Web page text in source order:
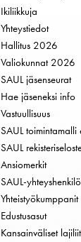
Ikiliikkuja
Yhteystiedot
Hallitus 2026
Valiokunnat 2026
SAUL jäsenseurat
Hae jäseneksi info
Vastuullisuus
SAUL toimintamalli
SAUL
Ansiomerkit
SAUL-
Yhteistyökumppanit
Edustusasut
Kansainväliset